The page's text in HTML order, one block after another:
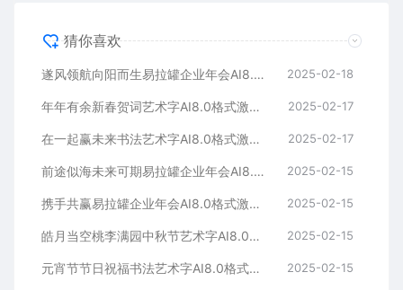
猜你喜欢
遂风领航向阳而生易拉罐企业年会AI8.0格式激光打标文件通用矢量图 2025-02-18
年年有余新春贺词艺术字AI8.0格式激光打标文件通用矢量图 2025-02-17
在一起赢未来书法艺术字AI8.0格式激光打标文件通用矢量图 2025-02-17
前途似海未来可期易拉罐企业年会AI8.0格式激光打标文件通用矢量图 2025-02-15
携手共赢易拉罐企业年会AI8.0格式激光打标文件通用矢量图 2025-02-15
皓月当空桃李满园中秋节艺术字AI8.0格式激光打标文件通用矢量图 2025-02-15
元宵节节日祝福书法艺术字AI8.0格式激光打标文件通用矢量图 2025-02-15